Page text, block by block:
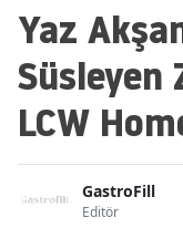
Yaz
LCW
GastroFill
Editör